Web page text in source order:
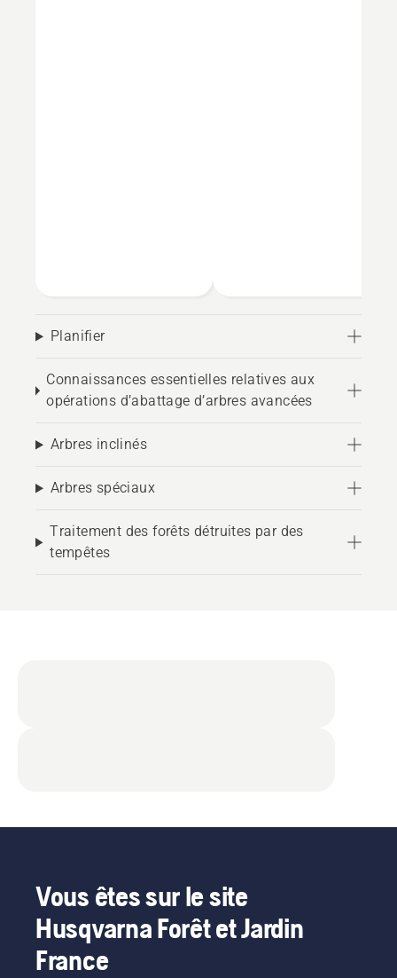
Planifier
Connaissances essentielles relatives aux
opérations d’abattage d’arbres avancées
Arbres inclinés
Arbres spéciaux
Traitement des forêts détruites par des
tempêtes
Vous êtes sur le site
Husqvarna Forêt et Jardin
France